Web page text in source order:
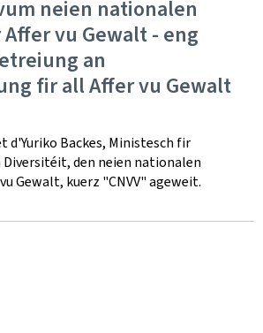
neien nationalen
vu Gewalt - eng
an
fir all Affer vu Gewalt
d'Yuriko Backes, Ministesch fir
den neien nationalen
Gewalt, kuerz "CNVV" ageweit.